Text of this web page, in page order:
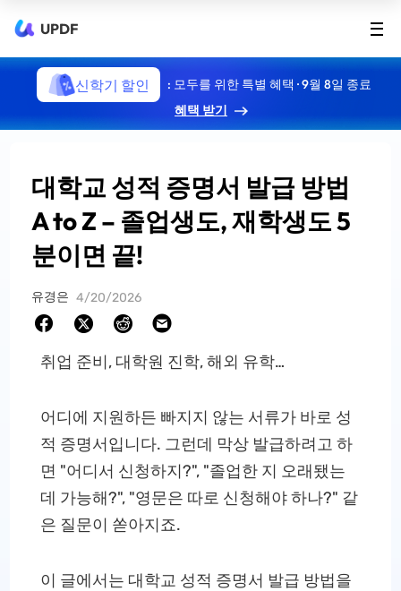
UPDF
신학기 할인
: 모두를 위한 특별 혜택 · 9월 8일 종료
혜택 받기
대학교 성적 증명서 발급 방법
A to Z – 졸업생도, 재학생도 5
분이면 끝!
유경은 4/20/2026
취업 준비, 대학원 진학, 해외 유학…
어디에 지원하든 빠지지 않는 서류가 바로 성
적 증명서입니다. 그런데 막상 발급하려고 하
면 "어디서 신청하지?", "졸업한 지 오래됐는
데 가능해?", "영문은 따로 신청해야 하나?" 같
은 질문이 쏟아지죠.
이 글에서는 대학교 성적 증명서 발급 방법을